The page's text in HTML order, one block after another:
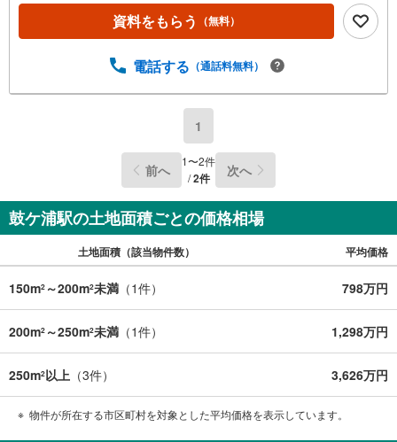
資料をもらう （無料）
電話する （通話料無料）
1
前へ 1〜2件
/2件 次へ
鼓ケ浦駅の土地面積ごとの価格相場
土地面積（該当物件数） 平均価格
150m2 ～200m2未満 （1件） 798万円
200m2 ～250m2未満 （1件） 1,298万円
250m2以上 （3件） 3,626万円
物件が所在する市区町村を対象とした平均価格を表示しています。